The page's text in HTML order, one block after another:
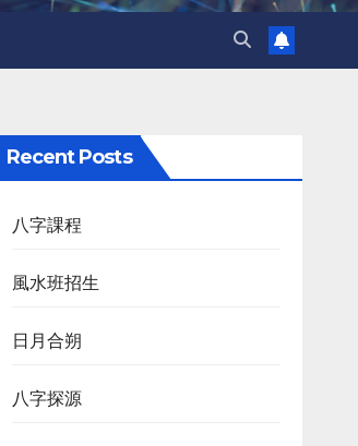
Recent Posts
八字課程
風水班招生
日月合朔
八字探源